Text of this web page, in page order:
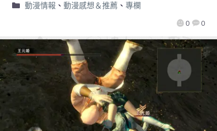
0 0
動漫情報 、 動漫感想＆推薦 、 專欄